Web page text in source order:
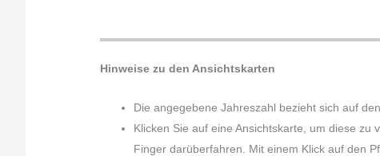
Hinweise zu den Ansichtskarten
Die angegebene Jahreszahl bezieht sich auf
Klicken Sie auf eine Ansichtskarte, um diese
Finger darüberfahren. Mit einem Klick auf den